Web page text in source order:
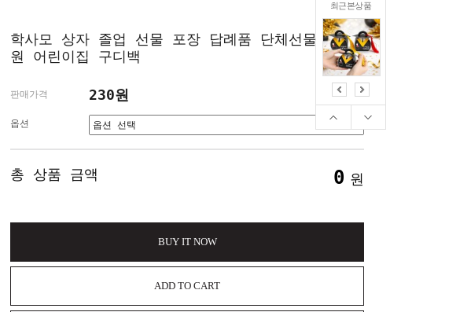
최근본상품
0
학사모 상자 졸업 선물 포장 답례품 단체선물 유치
원 어린이집 구디백
판매가격 230원
옵션
총 상품 금액 0 원
BUY IT NOW
ADD TO CART